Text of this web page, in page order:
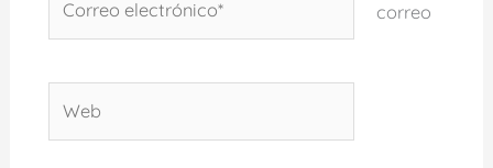
electrónico*
correo